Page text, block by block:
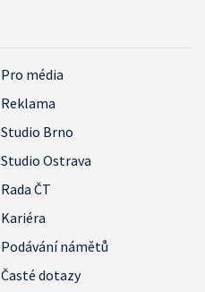
Pro média
Reklama
Studio Brno
Studio Ostrava
Rada ČT
Kariéra
Podávání námětů
Časté dotazy